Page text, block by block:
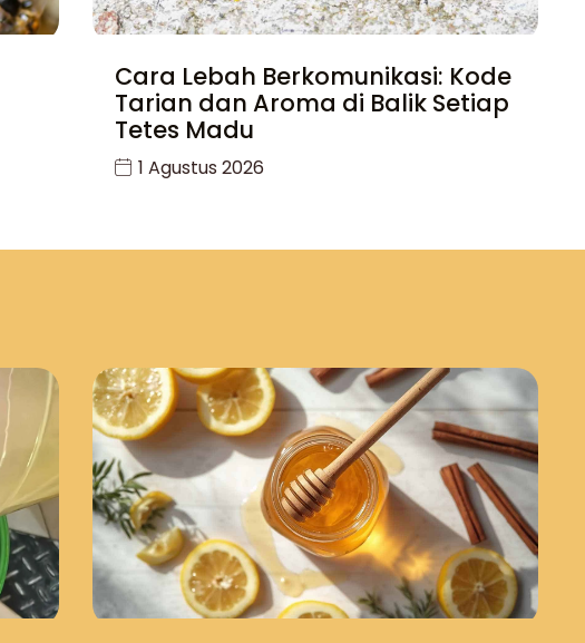
Cara Lebah Berkomunikasi: Kode
Tarian dan Aroma di Balik Setiap
Tetes Madu
1 Agustus 2026